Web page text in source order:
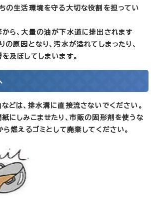
の生活環境を守る大切な役割を担ってい
ら、大量の油が下水道に排出されます
の原因となり、汚水が溢れてしまったり、
及ぼしてしまいます。
どは、排水溝に直接流さないでください。
にしみこませたり、市販の固形剤を使うな
ら燃えるゴミとして廃棄してください。